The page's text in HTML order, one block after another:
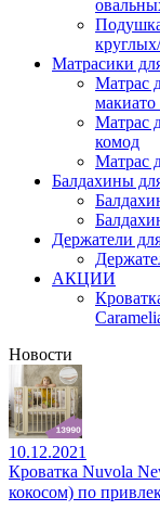
Матрасики
Матрас
Матрас
комод
Матрас
Балдахины
Держатели
АКЦИИ
Новости
10.12.2021
Кроватка Nuvola
кокосом) по